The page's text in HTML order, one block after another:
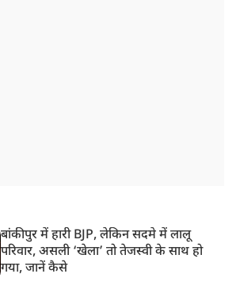
बांकीपुर में हारी BJP, लेकिन सदमे में लालू
परिवार, असली ‘खेला’ तो तेजस्वी के साथ हो
गया, जानें कैसे